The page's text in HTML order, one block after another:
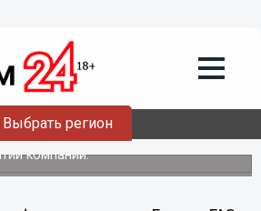
Выбрать регион
«Группа ГАЗ» участвует
огня
участие в Эстафете
Среди факелоносцев – работники
компании.